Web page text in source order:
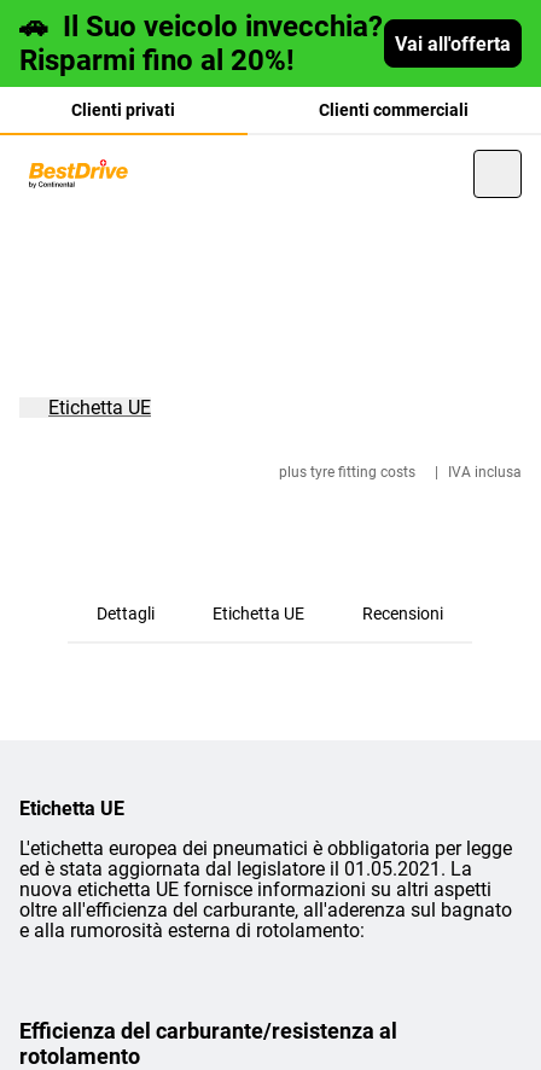
🚗 Il Suo veicolo invecchia?
Risparmi fino al 20%!
Vai all'offerta
Clienti privati Clienti commerciali
plus tyre fitting costs IVA inclusa
Etichetta UE
Dettagli Etichetta UE Recensioni
Etichetta UE
L'etichetta europea dei pneumatici è obbligatoria per legge
ed è stata aggiornata dal legislatore il 01.05.2021. La
nuova etichetta UE fornisce informazioni su altri aspetti
oltre all'efficienza del carburante, all'aderenza sul bagnato
e alla rumorosità esterna di rotolamento:
Efficienza del carburante/resistenza al
rotolamento